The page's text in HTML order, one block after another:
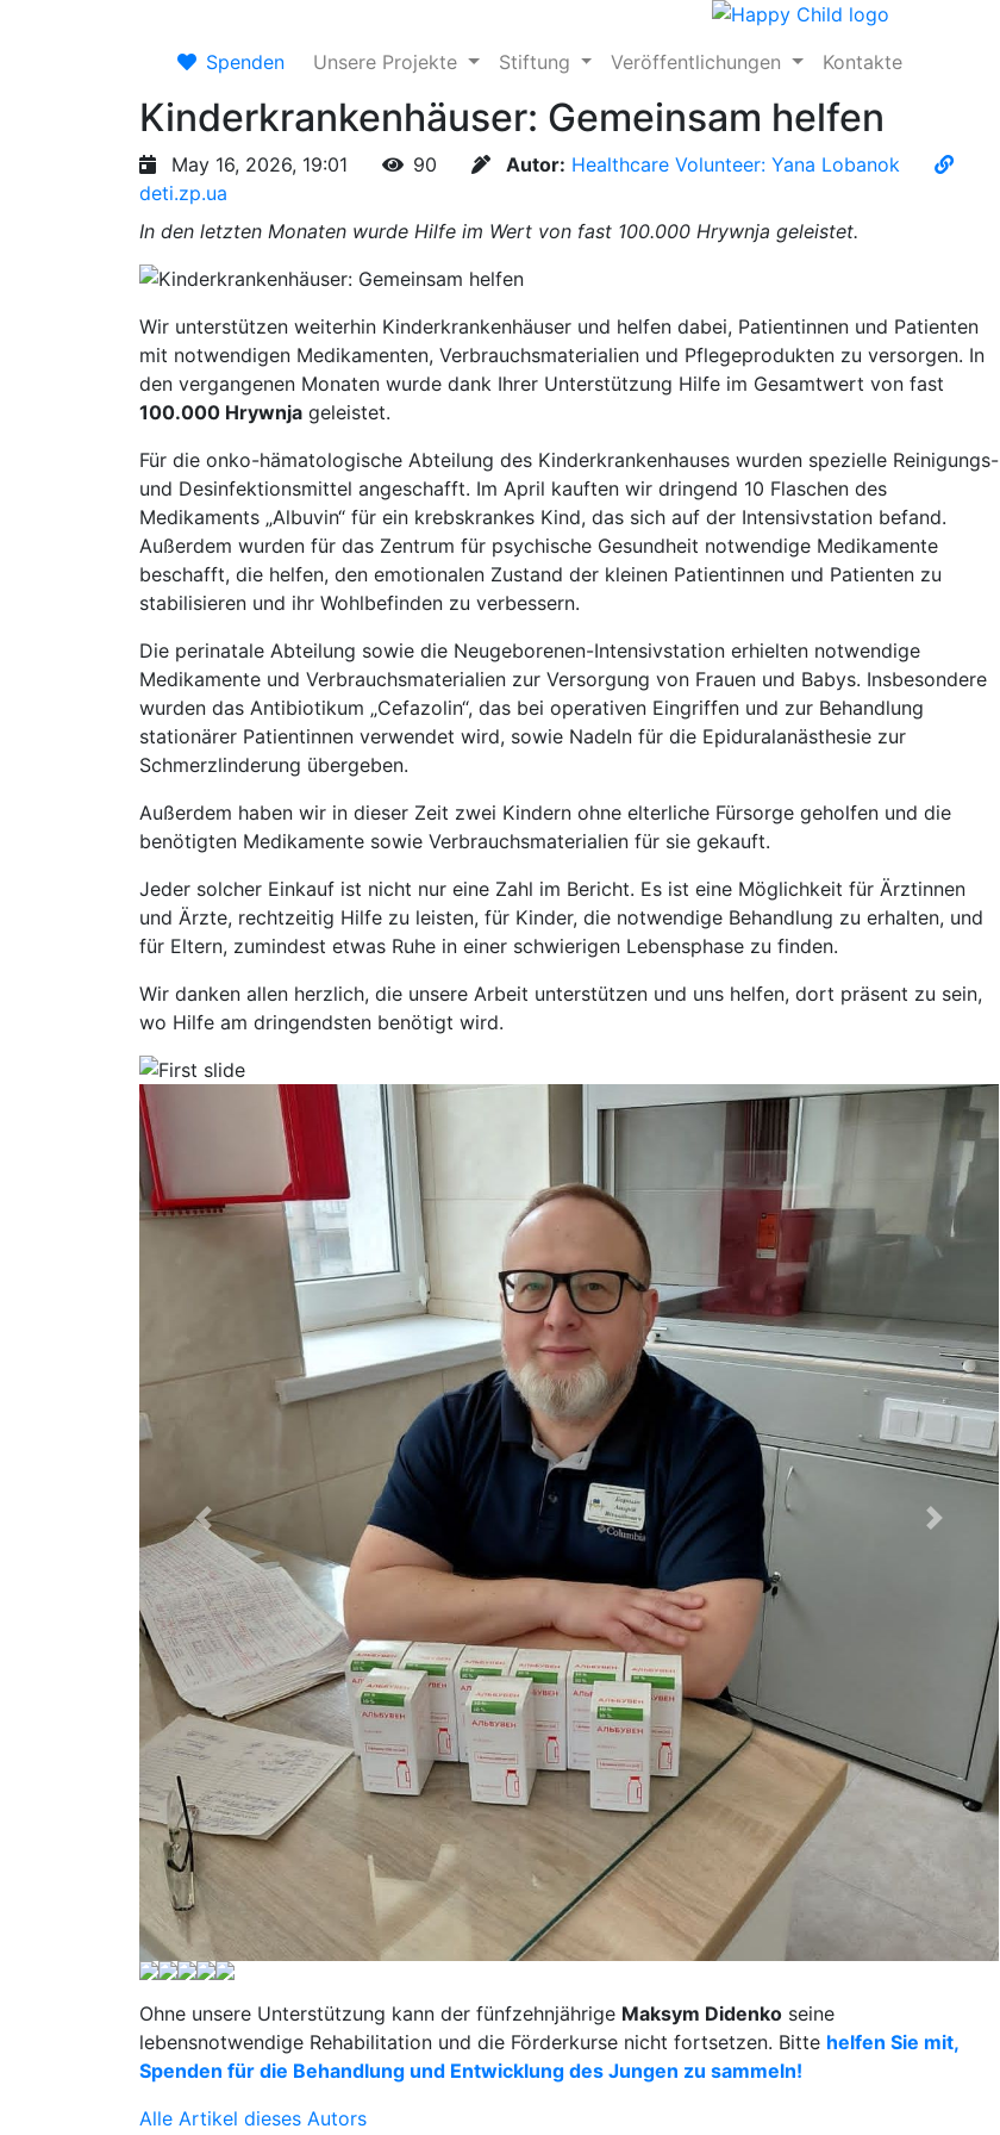
Spenden Unsere Projekte Stiftung Veröffentlichungen Kontakte
Kinderkrankenhäuser: Gemeinsam helfen
May 16, 2026, 19:01 90 Autor: Healthcare Volunteer: Yana Lobanok
deti.zp.ua
In den letzten Monaten wurde Hilfe im Wert von fast 100.000 Hrywnja geleistet.
Wir unterstützen weiterhin Kinderkrankenhäuser und helfen dabei, Patientinnen und Patienten
mit notwendigen Medikamenten, Verbrauchsmaterialien und Pflegeprodukten zu versorgen. In
den vergangenen Monaten wurde dank Ihrer Unterstützung Hilfe im Gesamtwert von fast
100.000 Hrywnja geleistet.
Für die onko-hämatologische Abteilung des Kinderkrankenhauses wurden spezielle Reinigungs-
und Desinfektionsmittel angeschafft. Im April kauften wir dringend 10 Flaschen des
Medikaments „Albuvin“ für ein krebskrankes Kind, das sich auf der Intensivstation befand.
Außerdem wurden für das Zentrum für psychische Gesundheit notwendige Medikamente
beschafft, die helfen, den emotionalen Zustand der kleinen Patientinnen und Patienten zu
stabilisieren und ihr Wohlbefinden zu verbessern.
Die perinatale Abteilung sowie die Neugeborenen-Intensivstation erhielten notwendige
Medikamente und Verbrauchsmaterialien zur Versorgung von Frauen und Babys. Insbesondere
wurden das Antibiotikum „Cefazolin“, das bei operativen Eingriffen und zur Behandlung
stationärer Patientinnen verwendet wird, sowie Nadeln für die Epiduralanästhesie zur
Schmerzlinderung übergeben.
Außerdem haben wir in dieser Zeit zwei Kindern ohne elterliche Fürsorge geholfen und die
benötigten Medikamente sowie Verbrauchsmaterialien für sie gekauft.
Jeder solcher Einkauf ist nicht nur eine Zahl im Bericht. Es ist eine Möglichkeit für Ärztinnen
und Ärzte, rechtzeitig Hilfe zu leisten, für Kinder, die notwendige Behandlung zu erhalten, und
für Eltern, zumindest etwas Ruhe in einer schwierigen Lebensphase zu finden.
Wir danken allen herzlich, die unsere Arbeit unterstützen und uns helfen, dort präsent zu sein,
wo Hilfe am dringendsten benötigt wird.
Ohne unsere Unterstützung kann der fünfzehnjährige Maksym Didenko seine
lebensnotwendige Rehabilitation und die Förderkurse nicht fortsetzen. Bitte helfen Sie mit,
Spenden für die Behandlung und Entwicklung des Jungen zu sammeln!
Alle Artikel dieses Autors